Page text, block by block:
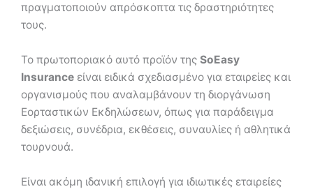
πραγματοποιούν απρόσκοπτα τις δραστηριότητες
τους.
Το πρωτοποριακό αυτό προϊόν της SoEasy
Insurance είναι ειδικά σχεδιασμένο για εταιρείες και
οργανισμούς που αναλαμβάνουν τη διοργάνωση
Εορταστικών Εκδηλώσεων, όπως για παράδειγμα
δεξιώσεις, συνέδρια, εκθέσεις, συναυλίες ή αθλητικά
τουρνουά.
Είναι ακόμη ιδανική επιλογή για ιδιωτικές εταιρείες